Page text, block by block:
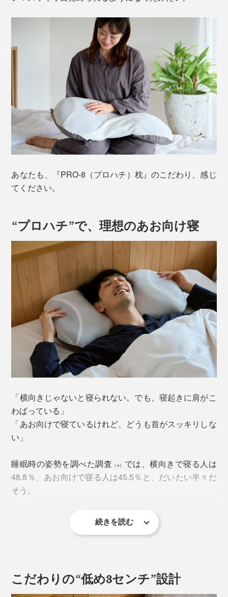
あなたも、『PRO-8（プロハチ）枕』のこだわり、感じ
てください。
“プロハチ”で、理想のあお向け寝
「横向きじゃないと寝られない。でも、寝起きに肩がこ
わばっている」
「あお向けで寝ているけれど、どうも首がスッキリしな
い」
睡眠時の姿勢を調べた調査 （※） では、横向きで寝る人は
48.8％、あお向けで寝る人は45.5％と、だいたい半々だ
そう。
続きを読む
こだわりの“低め3センチ”設計